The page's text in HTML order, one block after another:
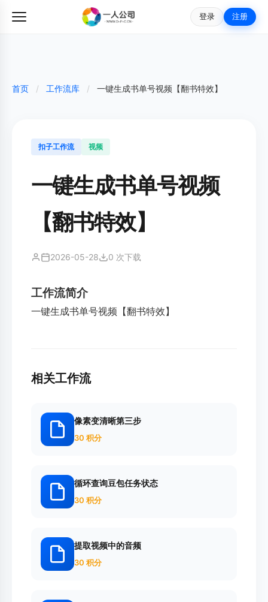
登录 注册
首页 / 工作流库 / 一键生成书单号视频【翻书特效】
扣子工作流 视频
一键生成书单号视频
【翻书特效】
2026-05-28 0 次下载
工作流简介
一键生成书单号视频【翻书特效】
相关工作流
像素变清晰第三步
30 积分
循环查询豆包任务状态
30 积分
提取视频中的音频
30 积分